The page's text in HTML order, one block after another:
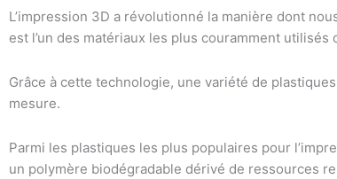
L’impression 3D a révolutionné la manière dont
est l’un des matériaux les plus couramment utilisés
Grâce à cette technologie, une variété de
mesure.
Parmi les plastiques les plus populaires pour
un polymère biodégradable dérivé de ressources